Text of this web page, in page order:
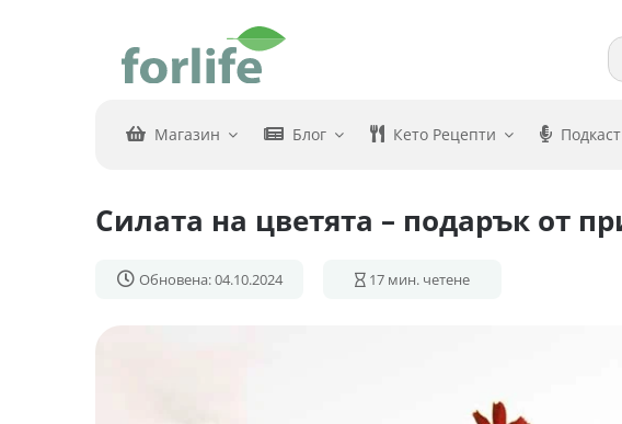
...
Магазин Блог Кето Рецепти Подкаст
Силата на цветята – подарък от
Обновена: 04.10.2024 17 мин. четене